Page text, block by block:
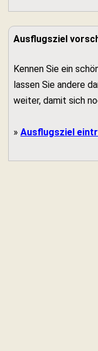
Ausflugsziel
Kennen Sie ein
lassen Sie andere
weiter, damit sich
» Ausflugsziel